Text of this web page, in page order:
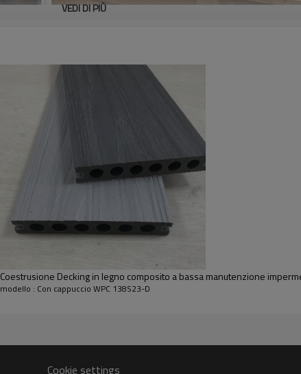
VEDI DI PIÙ
Coestrusione Decking in legno composito a bassa manutenzione
modello : Con cappuccio WPC 138S23-D
Cookie settings